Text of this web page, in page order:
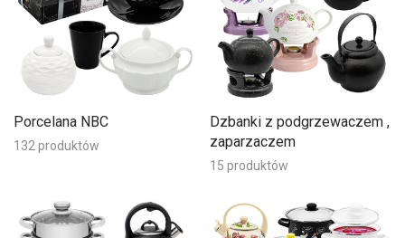
Porcelana NBC
132 produktów
Dzbanki z podgrzewaczem ,
zaparzaczem
15 produktów